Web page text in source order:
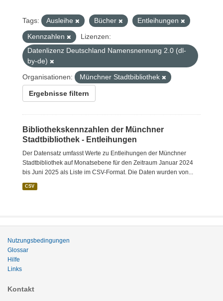
Tags: Ausleihe Bücher
Entleihungen
Kennzahlen
Lizenzen:
Datenlizenz Deutschland Namensnennung 2.0 (dl-
by-de)
Organisationen:
Münchner Stadtbibliothek
Ergebnisse filtern
Bibliothekskennzahlen der Münchner
Stadtbibliothek - Entleihungen
Der Datensatz umfasst Werte zu Entleihungen der Münchner
Stadtbibliothek auf Monatsebene für den Zeitraum Januar 2024
bis Juni 2025 als Liste im CSV-Format. Die Daten wurden von...
CSV
Nutzungsbedingungen
Glossar
Hilfe
Links
Kontakt